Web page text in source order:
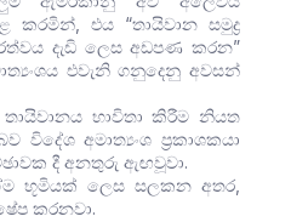
එය “තායිවාන සමුද්‍ර
දැඩි ලෙස අඩපණ කරන”
එවැනි ගනුදෙනු අවසන්
තායිවානය භාවිතා කිරීම නියත
අමාත්‍යංශ ප්‍රකාශකයා
දී අනතුරු ඇඟවූවා.
භූමියක් ලෙස සලකන අතර,
කරනවා.